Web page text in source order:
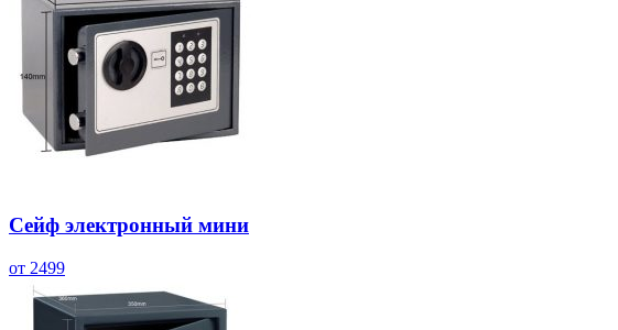
Сейф электронный мини
от 2499